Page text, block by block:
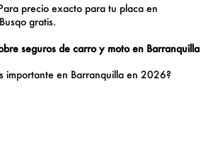
precio exacto para tu placa en
gratis.
seguros de carro y moto en Barranquilla
importante en Barranquilla en 2026?